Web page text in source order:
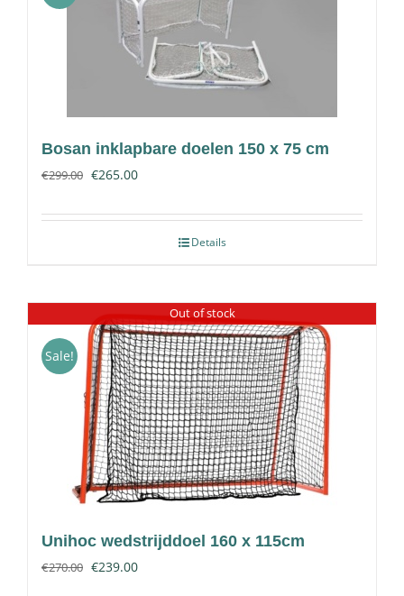
Contact
Bosan inklapbare doelen 150 x 75 cm
€299.00 €265.00
Details
Out of stock
Sale!
Unihoc wedstrijddoel 160 x 115cm
€270.00 €239.00